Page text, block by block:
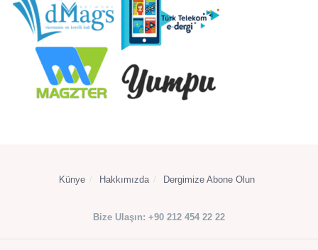
Künye Hakkımızda Dergimize Abone Olun
Bize Ulaşın: +90 212 454 22 22